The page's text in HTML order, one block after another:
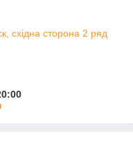
східна сторона 2 ряд